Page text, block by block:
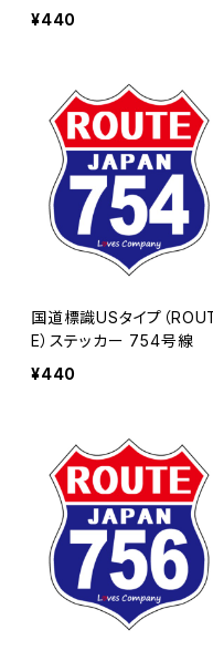
¥440
国道標識USタイプ（
E）ステッカー 754号線
¥440